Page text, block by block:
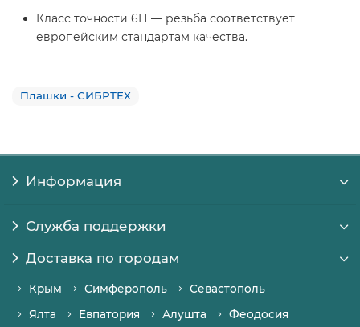
Класс точности 6Н — резьба соответствует
европейским стандартам качества.
Плашки - СИБРТЕХ
Информация
Служба поддержки
Доставка по городам
Крым Симферополь
Севастополь
Ялта
Евпатория Алушта
Феодосия